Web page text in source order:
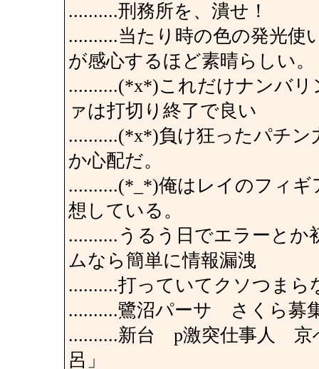
..........刑務所を、潰せ！
..........当たり時の色の発光使
が感心するほど素晴らしい。
..........(*x*)これだけナンバ
ァは打切り終了で良い
..........(*x*)負け狂ったパチ
か心配だ。
..........(*_*)俺はレイのフィ
想している。
..........うるう日でエラーと
ムなら簡単に情報漏洩
..........打っていてクソつまら
..........鷺沼パーサ さくら募
..........新台 p激突仕事人
呂」